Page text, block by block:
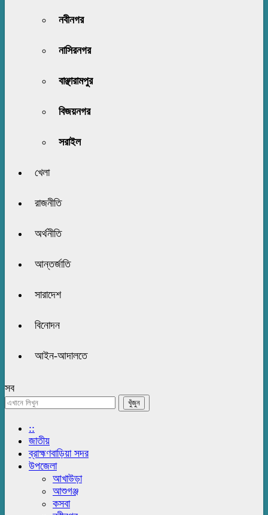
নবীনগর
নাসিরনগর
বাঞ্ছারামপুর
বিজয়নগর
সরাইল
খেলা
রাজনীতি
অর্থনীতি
আন্তর্জাতি
সারাদেশ
বিনোদন
আইন-আদালতে
সব
::
জাতীয়
ব্রাহ্মণবাড়িয়া সদর
উপজেলা
আখাউড়া
আশুগঞ্জ
কসবা